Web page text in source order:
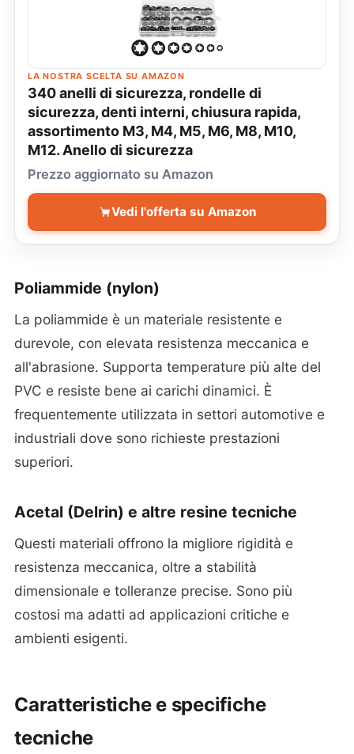
LA NOSTRA SCELTA SU AMAZON
340 anelli di sicurezza, rondelle di
sicurezza, denti interni, chiusura rapida,
assortimento M3, M4, M5, M6, M8, M10,
M12. Anello di sicurezza
Prezzo aggiornato su Amazon
Vedi l'offerta su Amazon
Poliammide (nylon)
La poliammide è un materiale resistente e
durevole, con elevata resistenza meccanica e
all'abrasione. Supporta temperature più alte del
PVC e resiste bene ai carichi dinamici. È
frequentemente utilizzata in settori automotive e
industriali dove sono richieste prestazioni
superiori.
Acetal (Delrin) e altre resine tecniche
Questi materiali offrono la migliore rigidità e
resistenza meccanica, oltre a stabilità
dimensionale e tolleranze precise. Sono più
costosi ma adatti ad applicazioni critiche e
ambienti esigenti.
Caratteristiche e specifiche
tecniche